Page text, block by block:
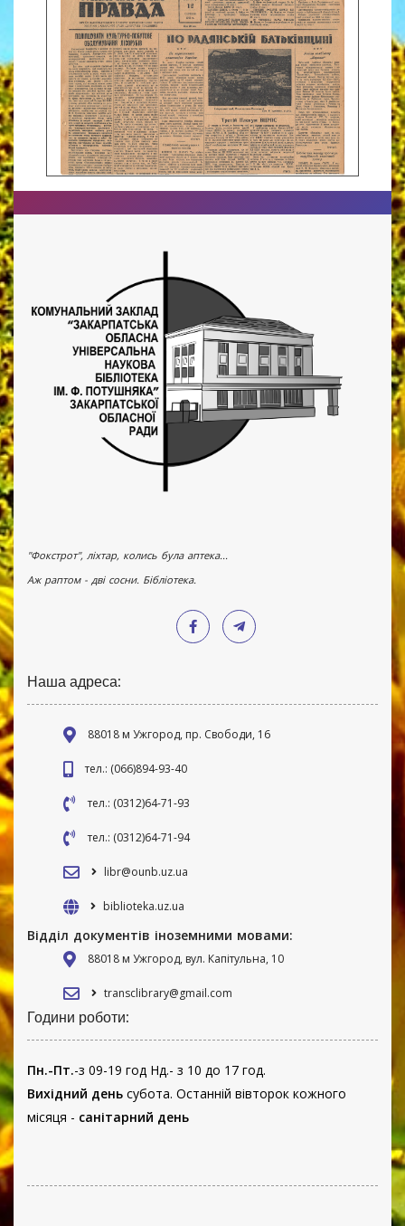
"Фокстрот", ліхтар, колись була аптека...
Аж раптом - дві сосни. Бібліотека.
Наша адреса:
88018 м Ужгород, пр. Свободи, 16
тел.: (066)894-93-40
тел.: (0312)64-71-93
тел.: (0312)64-71-94
libr@ounb.uz.ua
biblioteka.uz.ua
Відділ документів іноземними мовами:
88018 м Ужгород, вул. Капітульна, 10
transclibrary@gmail.com
Години роботи:
Пн.-Пт.-з 09-19 год Нд.- з 10 до 17 год.
Вихідний день субота. Останній вівторок кожного
місяця - санітарний день